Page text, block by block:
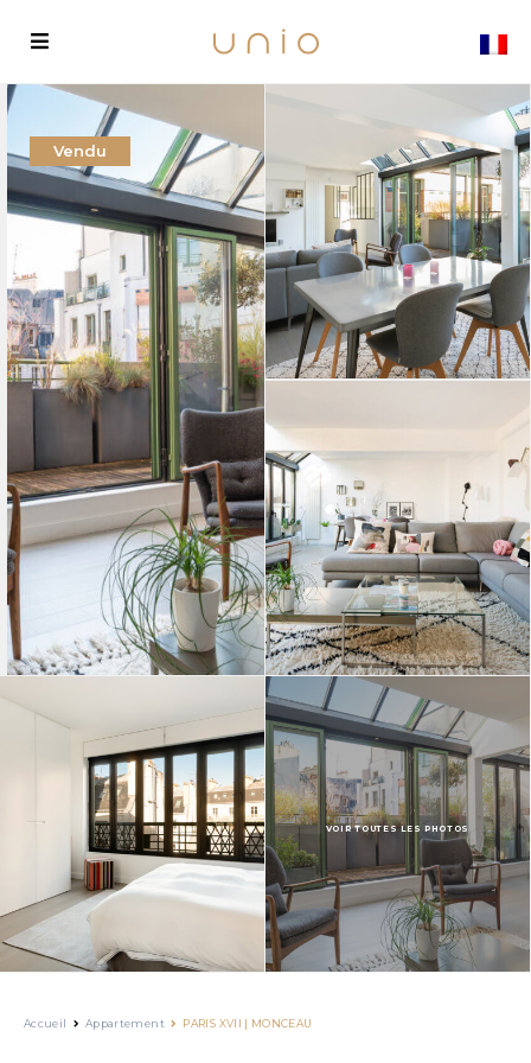
Vendu
VOIR TOUTES LES PHOTOS
Accueil Appartement PARIS XVII | MONCEAU